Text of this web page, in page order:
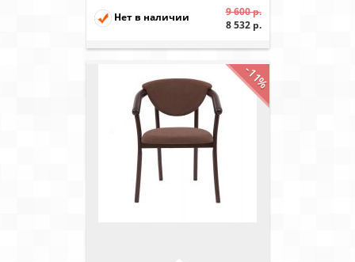
Нет в наличии
9 600 р.
8 532 р.
-11%